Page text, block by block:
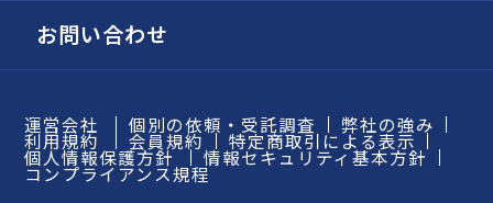
お問い合わせ
運営会社 個別の依頼・受託調査 弊社の強み
利用規約 会員規約 特定商取引による表示
個人情報保護方針 情報セキュリティ基本方針
コンプライアンス規程